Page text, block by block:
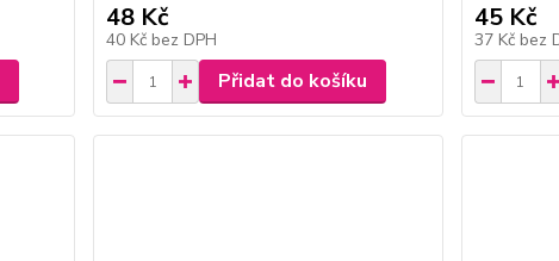
48 Kč
40 Kč bez DPH
Přidat do košíku
45 Kč
37 Kč bez